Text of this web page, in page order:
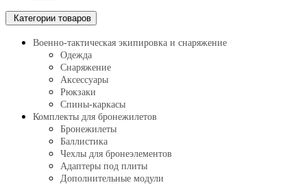
Категории товаров
Военно-тактическая экипировка и снаряжение
Одежда
Снаряжение
Аксессуары
Рюкзаки
Спины-каркасы
Комплекты для бронежилетов
Бронежилеты
Баллистика
Чехлы для бронеэлементов
Адаптеры под плиты
Дополнительные модули